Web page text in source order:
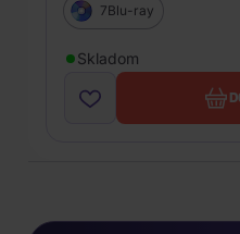
7Blu-ray
Skladom